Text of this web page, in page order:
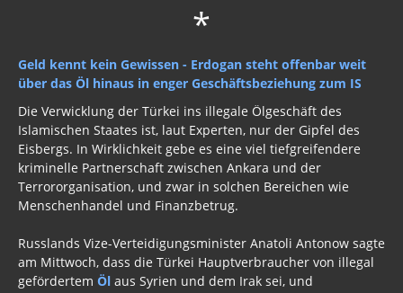
*
Geld kennt kein Gewissen - Erdogan steht offenbar weit
über das Öl hinaus in enger Geschäftsbeziehung zum IS
Die Verwicklung der Türkei ins illegale Ölgeschäft des
Islamischen Staates ist, laut Experten, nur der Gipfel des
Eisbergs. In Wirklichkeit gebe es eine viel tiefgreifendere
kriminelle Partnerschaft zwischen Ankara und der
Terrororganisation, und zwar in solchen Bereichen wie
Menschenhandel und Finanzbetrug.
Russlands Vize-Verteidigungsminister Anatoli Antonow sagte
am Mittwoch, dass die Türkei Hauptverbraucher von illegal
gefördertem Öl aus Syrien und dem Irak sei, und